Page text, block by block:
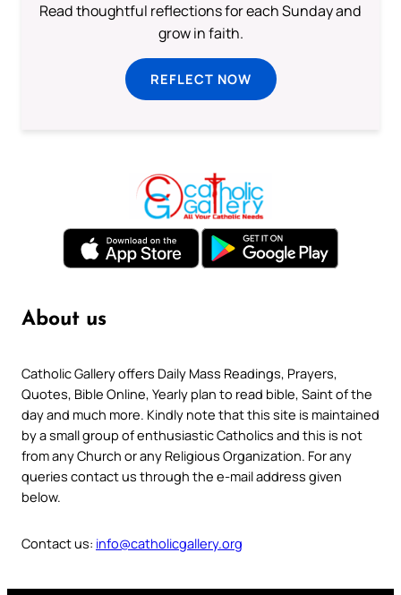
Read thoughtful reflections for each Sunday and
grow in faith.
REFLECT NOW
About us
Catholic Gallery offers Daily Mass Readings, Prayers,
Quotes, Bible Online, Yearly plan to read bible, Saint of the
day and much more. Kindly note that this site is maintained
by a small group of enthusiastic Catholics and this is not
from any Church or any Religious Organization. For any
queries contact us through the e-mail address given
below.
Contact us: info@catholicgallery.org